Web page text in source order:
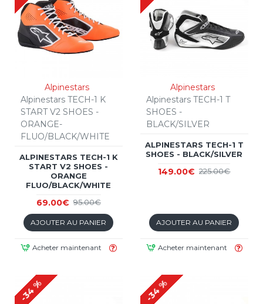
Alpinestars
Alpinestars TECH-1 K
START V2 SHOES -
ORANGE-
FLUO/BLACK/WHITE
ALPINESTARS TECH-1 K
START V2 SHOES -
ORANGE
FLUO/BLACK/WHITE
69.00€ 95.00€
AJOUTER AU PANIER
Acheter maintenant
Alpinestars
Alpinestars TECH-1 T
SHOES -
BLACK/SILVER
ALPINESTARS TECH-1 T
SHOES - BLACK/SILVER
149.00€ 225.00€
AJOUTER AU PANIER
Acheter maintenant
-34 % -34 %